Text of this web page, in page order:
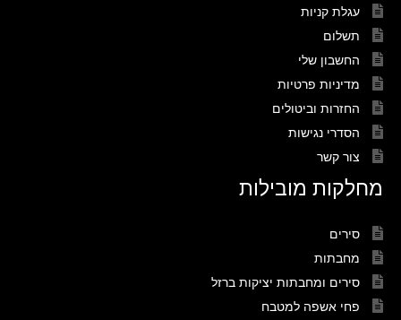
עגלת קניות
תשלום
החשבון שלי
מדיניות פרטיות
החזרות וביטולים
הסדרי נגישות
צור קשר
מחלקות מובילות
סירים
מחבתות
סירים ומחבתות יציקות ברזל
פחי אשפה למטבח